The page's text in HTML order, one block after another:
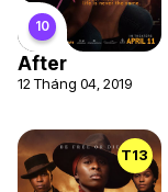
After
12 Tháng 04, 2019
T13